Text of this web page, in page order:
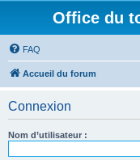
Office du
FAQ
Accueil du forum
Connexion
Nom d’utilisateur :